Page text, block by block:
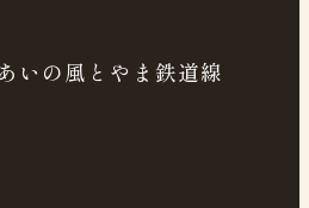
いの風とやま鉄道線